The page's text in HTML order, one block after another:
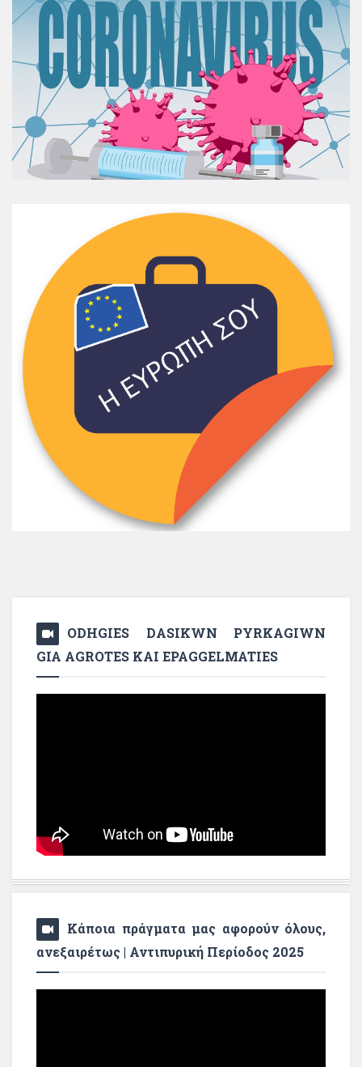
ODHGIES DASIKWN PYRKAGIWN
GIA AGROTES KAI EPAGGELMATIES
Κάποια πράγματα μας αφορούν όλους,
ανεξαιρέτως | Αντιπυρική Περίοδος 2025